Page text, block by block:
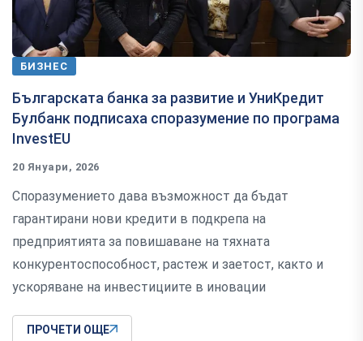
БИЗНЕС
Българската банка за развитие и УниКредит
Булбанк подписаха споразумение по програма
InvestEU
20 Януари, 2026
Споразумението дава възможност да бъдат
гарантирани нови кредити в подкрепа на
предприятията за повишаване на тяхната
конкурентоспособност, растеж и заетост, както и
ускоряване на инвестициите в иновации
ПРОЧЕТИ ОЩЕ